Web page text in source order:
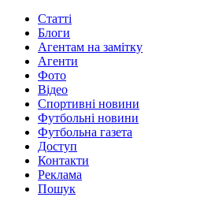
Статті
Блоги
Агентам на замітку
Агенти
Фото
Відео
Спортивні новини
Футбольні новини
Футбольна газета
Доступ
Контакти
Реклама
Пошук